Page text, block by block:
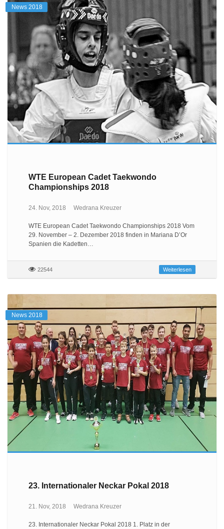
News 2018
WTE European Cadet Taekwondo
Championships 2018
24. Nov, 2018 Wedrana Kreuzer
WTE European Cadet Taekwondo Championships 2018 Vom
29. November – 2. Dezember 2018 finden in Mariana D’Or
Spanien die Kadetten…
22544 Weiterlesen
News 2018
23. Internationaler Neckar Pokal 2018
21. Nov, 2018 Wedrana Kreuzer
23. Internationaler Neckar Pokal 2018 1. Platz in der